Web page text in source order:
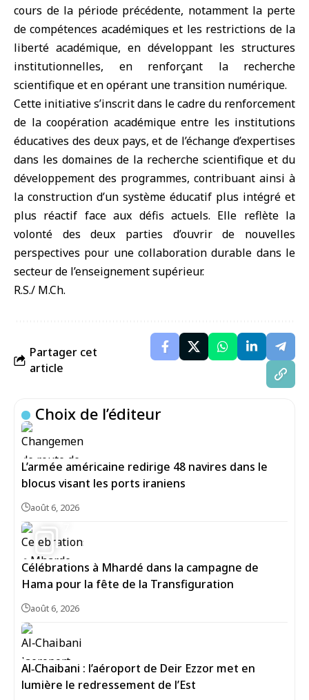
cours de la période précédente, notamment la perte
de compétences académiques et les restrictions de la
liberté académique, en développant les structures
institutionnelles, en renforçant la recherche
scientifique et en opérant une transition numérique.
Cette initiative s’inscrit dans le cadre du renforcement
de la coopération académique entre les institutions
éducatives des deux pays, et de l’échange d’expertises
dans les domaines de la recherche scientifique et du
développement des programmes, contribuant ainsi à
la construction d’un système éducatif plus intégré et
plus réactif face aux défis actuels. Elle reflète la
volonté des deux parties d’ouvrir de nouvelles
perspectives pour une collaboration durable dans le
secteur de l’enseignement supérieur.
R.S./ M.Ch.
Partager cet
article
Choix de l’éditeur
L’armée américaine redirige 48 navires dans le
blocus visant les ports iraniens
août 6, 2026
Célébrations à Mhardé dans la campagne de
Hama pour la fête de la Transfiguration
août 6, 2026
Al‑Chaibani : l’aéroport de Deir Ezzor met en
lumière le redressement de l’Est